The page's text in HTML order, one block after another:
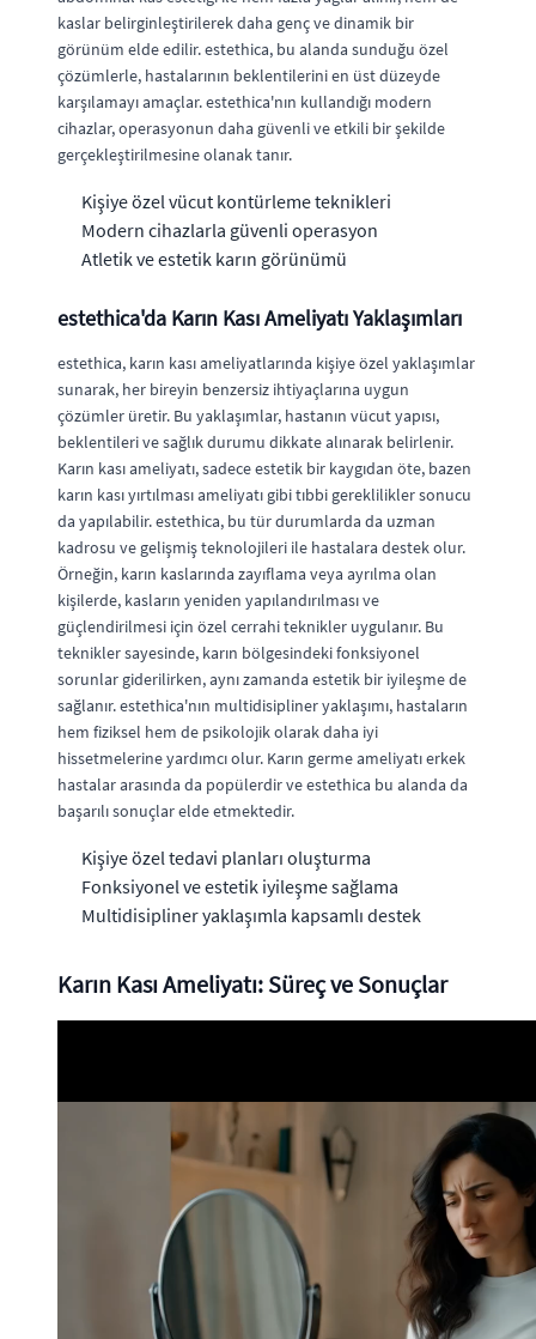
kaslar belirginleştirilerek daha genç ve dinamik bir
görünüm elde edilir. estethica, bu alanda sunduğu özel
çözümlerle, hastalarının beklentilerini en üst düzeyde
karşılamayı amaçlar. estethica'nın kullandığı modern
cihazlar, operasyonun daha güvenli ve etkili bir şekilde
gerçekleştirilmesine olanak tanır.
Kişiye özel vücut kontürleme teknikleri
Modern cihazlarla güvenli operasyon
Atletik ve estetik karın görünümü
estethica'da Karın Kası Ameliyatı Yaklaşımları
estethica, karın kası ameliyatlarında kişiye özel yaklaşımlar
sunarak, her bireyin benzersiz ihtiyaçlarına uygun
çözümler üretir. Bu yaklaşımlar, hastanın vücut yapısı,
beklentileri ve sağlık durumu dikkate alınarak belirlenir.
Karın kası ameliyatı, sadece estetik bir kaygıdan öte, bazen
karın kası yırtılması ameliyatı gibi tıbbi gereklilikler sonucu
da yapılabilir. estethica, bu tür durumlarda da uzman
kadrosu ve gelişmiş teknolojileri ile hastalara destek olur.
Örneğin, karın kaslarında zayıflama veya ayrılma olan
kişilerde, kasların yeniden yapılandırılması ve
güçlendirilmesi için özel cerrahi teknikler uygulanır. Bu
teknikler sayesinde, karın bölgesindeki fonksiyonel
sorunlar giderilirken, aynı zamanda estetik bir iyileşme de
sağlanır. estethica'nın multidisipliner yaklaşımı, hastaların
hem fiziksel hem de psikolojik olarak daha iyi
hissetmelerine yardımcı olur. Karın germe ameliyatı erkek
hastalar arasında da popülerdir ve estethica bu alanda da
başarılı sonuçlar elde etmektedir.
Kişiye özel tedavi planları oluşturma
Fonksiyonel ve estetik iyileşme sağlama
Multidisipliner yaklaşımla kapsamlı destek
Karın Kası Ameliyatı: Süreç ve Sonuçlar